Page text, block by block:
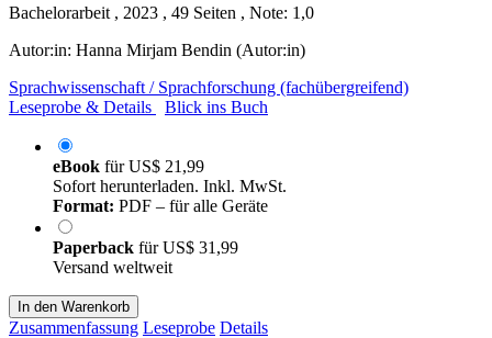
Bachelorarbeit , 2023 , 49 Seiten , Note: 1,0
Autor:in: Hanna Mirjam Bendin (Autor:in)
Sprachwissenschaft / Sprachforschung (fachübergreifend)
Leseprobe & Details
Blick ins Buch
eBook fürUS$ 21,99
Sofort herunterladen. Inkl. MwSt.
Format: PDF – für alle Geräte
Paperback fürUS$ 31,99
Versand weltweit
In den Warenkorb
Zusammenfassung Leseprobe Details